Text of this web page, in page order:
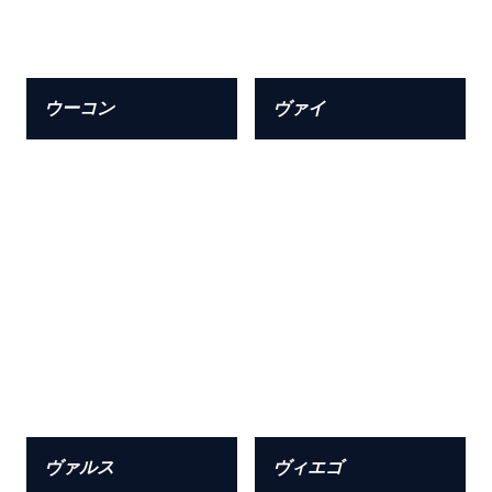
ウーコン ヴァイ
ヴァルス ヴィエゴ